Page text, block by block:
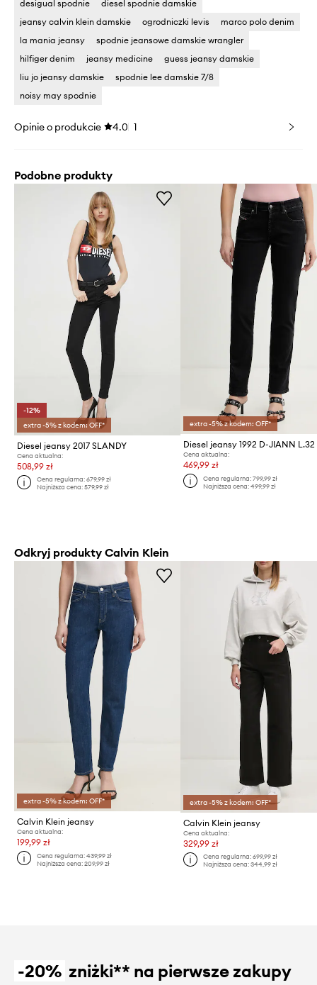
desigual spodnie
diesel spodnie damskie
jeansy calvin klein damskie
ogrodniczki levis
marco polo denim
la mania jeansy
spodnie jeansowe damskie wrangler
hilfiger denim
jeansy medicine
guess jeansy damskie
liu jo jeansy damskie
spodnie lee damskie 7/8
noisy may spodnie
Opinie o produkcie 4.0 1
Podobne produkty
-12%
extra -5% z kodem: OFF*
Diesel jeansy 2017 SLANDY
Cena aktualna:
508,99 zł
Cena regularna:679,99 zł
Najniższa cena:579,99 zł
extra -5% z kodem: OFF*
Diesel jeansy 1992 D-JIANN L.32
Cena aktualna:
469,99 zł
Cena regularna: 799,99 zł
Najniższa cena: 499,99 zł
Odkryj produkty Calvin Klein
extra -5% z kodem: OFF*
Calvin Klein jeansy
Cena aktualna:
199,99 zł
Cena regularna:439,99 zł
Najniższa cena:209,99 zł
extra -5% z kodem: OFF*
Calvin Klein jeansy
Cena aktualna:
329,99 zł
Cena regularna: 699,99 zł
Najniższa cena: 344,99 zł
-20% zniżki** na pierwsze zakupy